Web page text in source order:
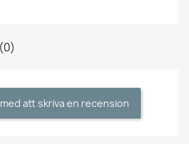
att skriva en recension